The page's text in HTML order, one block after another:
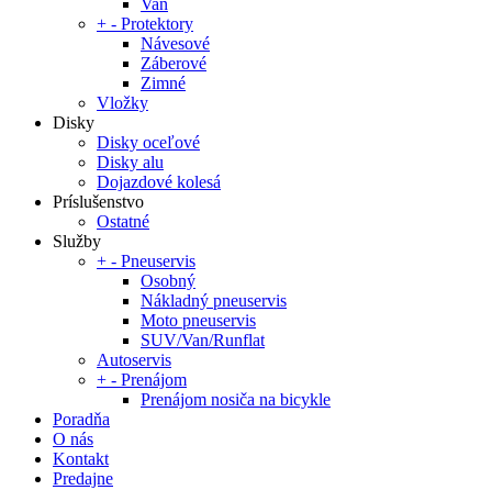
Van
+ - Protektory
Návesové
Záberové
Zimné
Vložky
Disky
Disky oceľové
Disky alu
Dojazdové kolesá
Príslušenstvo
Ostatné
Služby
+ - Pneuservis
Osobný
Nákladný pneuservis
Moto pneuservis
SUV/Van/Runflat
Autoservis
+ - Prenájom
Prenájom nosiča na bicykle
Poradňa
O nás
Kontakt
Predajne